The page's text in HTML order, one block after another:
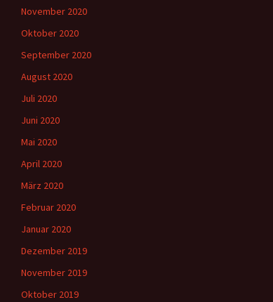
November 2020
Oktober 2020
September 2020
August 2020
Juli 2020
Juni 2020
Mai 2020
April 2020
März 2020
Februar 2020
Januar 2020
Dezember 2019
November 2019
Oktober 2019